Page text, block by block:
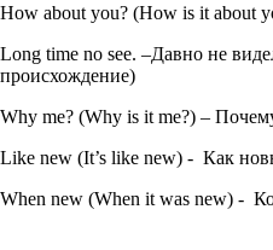
How about you? (How is it about
Long time no see. –Давно не
происхождение)
Why me? (Why is it me?) –
Like new (It’s like new) - Как
When new (When it was new) -